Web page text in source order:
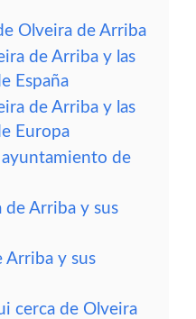
Olveira de Arriba
de Arriba y las
España
de Arriba y las
Europa
ayuntamiento de
de Arriba y sus
Arriba y sus
cerca de Olveira